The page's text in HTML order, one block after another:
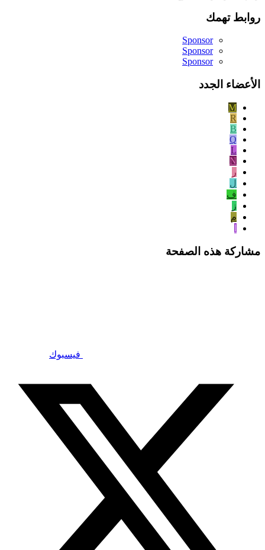
روابط تهمك
Sponsor
Sponsor
Sponsor
الأعضاء الجدد
M
R
B
Q
L
N
ر
ل
ف
ز
م
مشاركة هذه الصفحة
فيسبوك